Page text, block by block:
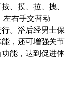
、摸、拉、拽、
左右手交替动
。浴后经男士保
，还可增强关节
能，达到促进体